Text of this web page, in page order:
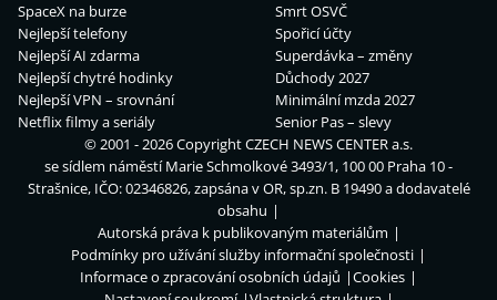
SpaceX na burze
Nejlepší telefony
Nejlepší AI zdarma
Nejlepší chytré hodinky
Nejlepší VPN – srovnání
Netflix filmy a seriály
Smrt OSVČ
Spořicí účty
Superdávka – změny
Důchody 2027
Minimální mzda 2027
Senior Pas – slevy
© 2001 - 2026 CopyrightCZECH NEWS CENTER a.s.
se sídlem náměstí Marie Schmolkové 3493/1, 100 00 Praha 10 -
Strašnice, IČO: 02346826, zapsána v OR, sp.zn. B 19490 a dodavatelé
obsahu
Autorská práva k publikovaným materiálům
Podmínky pro užívání služby informační společnosti
Informace o zpracování osobních údajů
Cookies